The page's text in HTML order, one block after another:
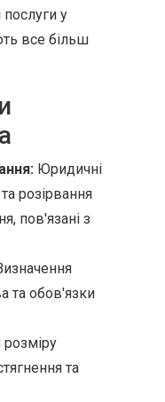
у
все більш
Юридичні
розірвання
пов'язані з
та обов'язки
розміру
та